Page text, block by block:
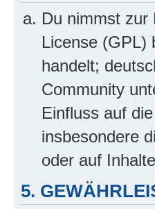
Du nimmst zur
License (GPL)
handelt;
Community
Einfluss auf
insbesondere
oder auf
5.